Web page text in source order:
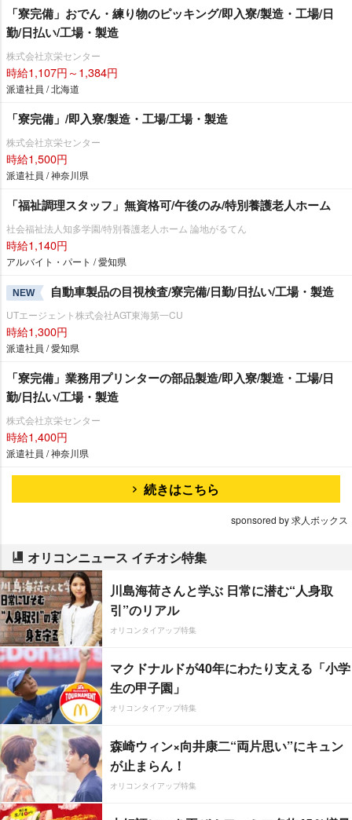
「寮完備」おでん・練り物のピッキング/即入寮/製造・工場/日
勤/日払い/工場・製造
株式会社京栄センター
時給1,107円～1,384円
派遣社員 / 北海道
「寮完備」/即入寮/製造・工場/工場・製造
株式会社京栄センター
時給1,500円
派遣社員 / 神奈川県
「福祉調理スタッフ」無資格可/午後のみ/特別養護老人ホーム
社会福祉法人知多学園/特別養護老人ホーム 論地がるてん
時給1,140円
アルバイト・パート / 愛知県
NEW 自動車製品の目視検査/寮完備/日勤/日払い/工場・製造
UTエージェント株式会社AGT東海第一CU
時給1,300円
派遣社員 / 愛知県
「寮完備」業務用プリンターの部品製造/即入寮/製造・工場/日
勤/日払い/工場・製造
株式会社京栄センター
時給1,400円
派遣社員 / 神奈川県
続きはこちら
sponsored by 求人ボックス
オリコンニュース イチオシ特集
川島海荷さんと学ぶ 日常に潜む“人身取
引”のリアル
オリコンタイアップ特集
マクドナルドが40年にわたり支える「小学
生の甲子園」
オリコンタイアップ特集
森崎ウィン×向井康二“両片思い”にキュン
が止まらん！
オリコンタイアップ特集